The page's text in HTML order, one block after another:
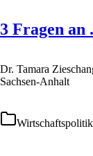
3 Fragen an
Dr. Tamara
Sachsen-Anhalt
Wirtschaftspolitik